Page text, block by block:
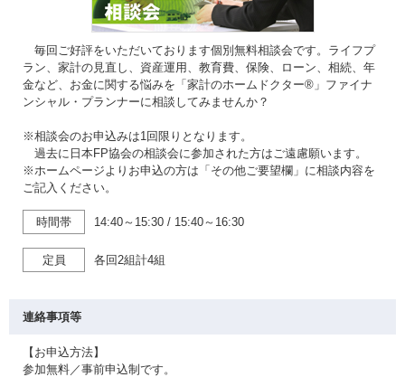
毎回ご好評をいただいております個別無料相談会です。ライフプ
ラン、家計の見直し、資産運用、教育費、保険、ローン、相続、年
金など、お金に関する悩みを「家計のホームドクター®」ファイナ
ンシャル・プランナーに相談してみませんか？
※相談会のお申込みは1回限りとなります。
過去に日本FP協会の相談会に参加された方はご遠慮願います。
※ホームページよりお申込の方は「その他ご要望欄」に相談内容を
ご記入ください。
時間帯 14:40～15:30 / 15:40～16:30
定員 各回2組計4組
連絡事項等
【お申込方法】
参加無料／事前申込制です。